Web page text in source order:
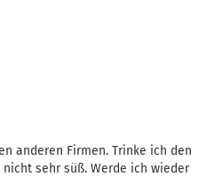
anderen Firmen. Trinke ich den
nicht sehr süß. Werde ich wieder